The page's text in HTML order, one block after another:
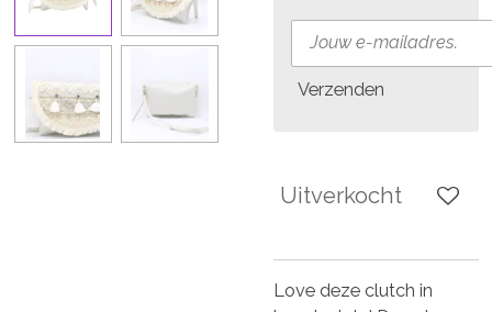
Verzenden
Uitverkocht
Love deze clutch in